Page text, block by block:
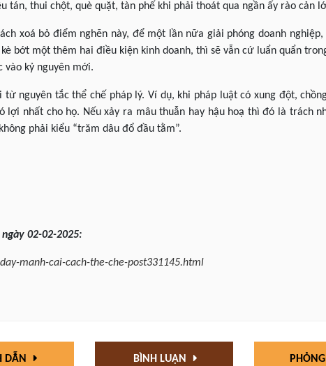
tán, thui chột, què quặt, tàn phế khi phải thoát qua ngần ấy rào cản
xoá bỏ điểm nghẽn này, để một lần nữa giải phóng doanh
bớt một thêm hai điều kiện kinh doanh, thì sẽ vẫn cứ luẩn quẩn
vào kỷ nguyên mới.
nguyên tắc thể chế pháp lý. Ví dụ, khi pháp luật có xung đột,
lợi nhất cho họ. Nếu xảy ra mâu thuẫn hay hậu hoạ thì đó là trách
phải kiểu “trăm dâu đổ đầu tằm”.
ngày 02-02-2025:
manh-cai-cach-the-che-post331145.html
DẪN BÌNH LUẬN